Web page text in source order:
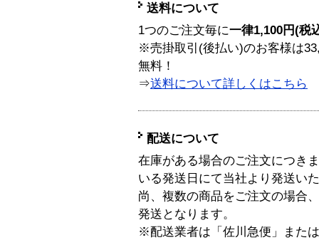
送料について
1つのご注文毎に一律1,100円(税
※売掛取引(後払い)のお客様は
無料！
⇒送料について詳しくはこちら
配送について
在庫がある場合のご注文につき
いる発送日にて当社より発送い
尚、複数の商品をご注文の場合
発送となります。
※配送業者は「佐川急便」また